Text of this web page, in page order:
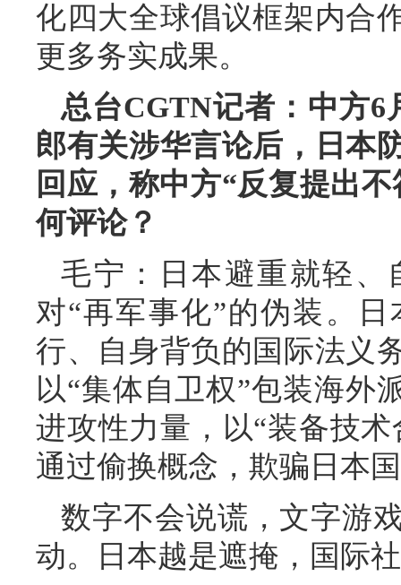
化四大全球倡议框架内合
更多务实成果。
总台CGTN记者：中方6
郎有关涉华言论后，日本
回应，称中方“反复提出
何评论？
毛宁：日本避重就轻、
对“再军事化”的伪装。
行、自身背负的国际法义
以“集体自卫权”包装海外
进攻性力量，以“装备技
通过偷换概念，欺骗日本
数字不会说谎，文字游
动。日本越是遮掩，国际